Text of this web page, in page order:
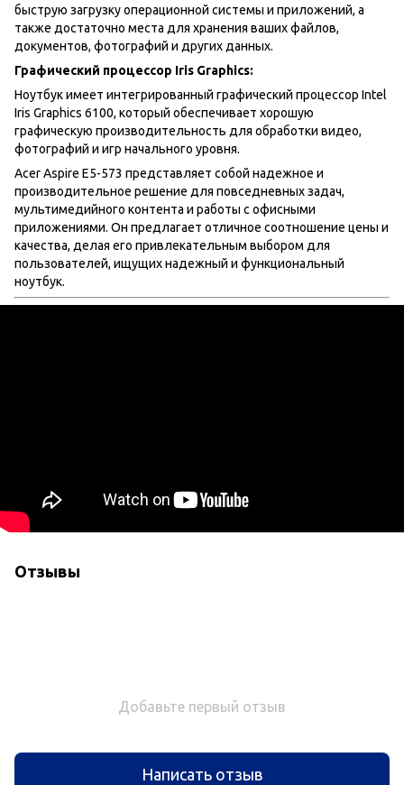
быструю загрузку операционной системы и приложений, а
также достаточно места для хранения ваших файлов,
документов, фотографий и других данных.
Графический процессор Iris Graphics:
Ноутбук имеет интегрированный графический процессор Intel
Iris Graphics 6100, который обеспечивает хорошую
графическую производительность для обработки видео,
фотографий и игр начального уровня.
Acer Aspire E5-573 представляет собой надежное и
производительное решение для повседневных задач,
мультимедийного контента и работы с офисными
приложениями. Он предлагает отличное соотношение цены и
качества, делая его привлекательным выбором для
пользователей, ищущих надежный и функциональный
ноутбук.
Отзывы
Добавьте первый отзыв
Написать отзыв